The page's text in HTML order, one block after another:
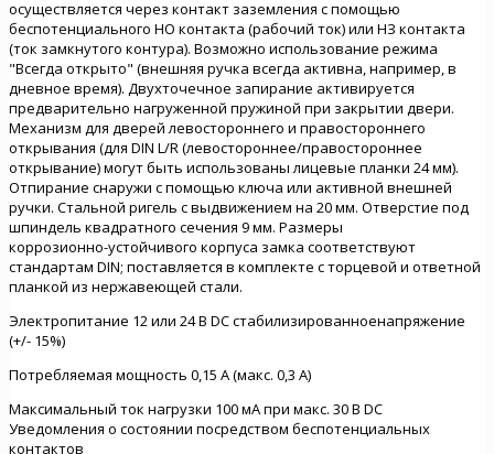
осуществляется через контакт заземления с помощью
беспотенциального НО контакта (рабочий ток) или НЗ контакта
(ток замкнутого контура). Возможно использование режима
"Всегда открыто" (внешняя ручка всегда активна, например, в
дневное время). Двухточечное запирание активируется
предварительно нагруженной пружиной при закрытии двери.
Механизм для дверей левостороннего и правостороннего
открывания (для DIN L/R (левостороннее/правостороннее
открывание) могут быть использованы лицевые планки 24 мм).
Отпирание снаружи с помощью ключа или активной внешней
ручки. Стальной ригель с выдвижением на 20 мм. Отверстие под
шпиндель квадратного сечения 9 мм. Размеры
коррозионно-устойчивого корпуса замка соответствуют
стандартам DIN; поставляется в комплекте с торцевой и ответной
планкой из нержавеющей стали.
Электропитание 12 или 24 В DC стабилизированноенапряжение
(+/- 15%)
Потребляемая мощность 0,15 A (макс. 0,3 A)
Максимальный ток нагрузки 100 мА при макс. 30 В DC
Уведомления о состоянии посредством беспотенциальных
контактов